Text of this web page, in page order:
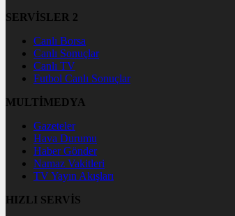
SERVİSLER 2
Canlı Borsa
Canlı Sonuçlar
Canlı TV
Futbol Canlı Sonuçlar
MULTİMEDYA
Gazeteler
Hava Durumu
Haber Gönder
Namaz Vakitleri
TV Yayın Akışları
HIZLI SERVİS